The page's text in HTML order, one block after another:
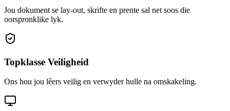
Jou dokument se lay-out, skrifte en prente sal net soos die
oorspronklike lyk.
Topklasse Veiligheid
Ons hou jou lêers veilig en verwyder hulle na omskakeling.